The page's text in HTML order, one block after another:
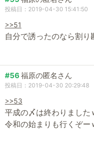
投稿日：2019-04-30 15:41:50
>>51
自分で誘ったのなら割り
#56 福原の匿名さん
投稿日：2019-04-30 20:29:48
>>53
平成の〆は終わりました
令和の始まりも行くぞー